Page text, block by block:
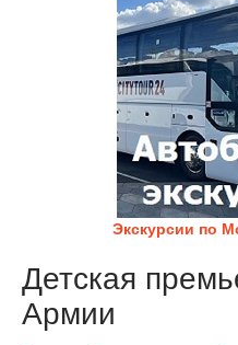
Экскурсии по
Детская
Армии